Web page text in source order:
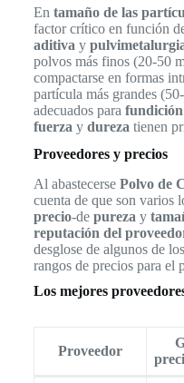
En tamaño de las
factor crítico en función
aditiva y
polvos más finos (20-50
compactarse en formas
partícula más grandes
adecuados para fundición
fuerza y dureza tienen
Proveedores y precios
Al abastecerse Polvo de
cuenta de que son varios
precio-de pureza y
reputación del
desglose de algunos de
rangos de precios para el
Los mejores
Proveedor